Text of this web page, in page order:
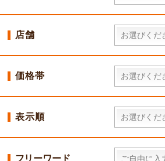
店舗
価格帯
表示順
フリーワード